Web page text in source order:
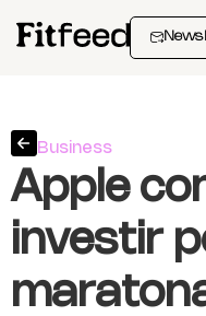
Business
Apple
investir